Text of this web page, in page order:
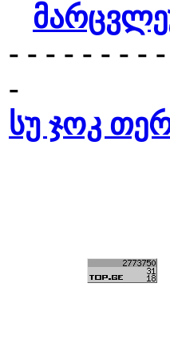
- - - - - - - -
-
სუ ჯოკ